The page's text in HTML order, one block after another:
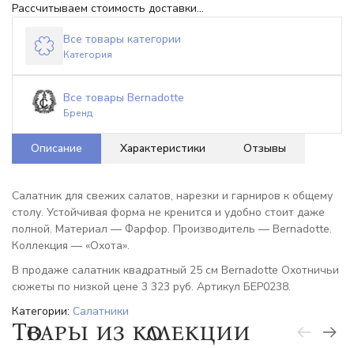
Рассчитываем стоимость доставки...
Все товары категории
Категория
Все товары Bernadotte
Бренд
Описание Характеристики Отзывы
Салатник для свежих салатов, нарезки и гарниров к общему
столу. Устойчивая форма не кренится и удобно стоит даже
полной. Материал — Фарфор. Производитель — Bernadotte.
Коллекция — «Охота».
В продаже салатник квадратный 25 см Bernadotte Охотничьи
сюжеты по низкой цене 3 323 руб. Артикул БЕР0238.
Категории: Салатники
Товары из коллекции